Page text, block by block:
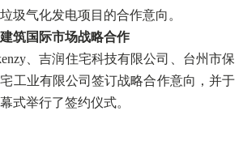
圾气化发电项目的合作意向。
筑国际市场战略合作
、吉润住宅科技有限公司、台州市保
工业有限公司签订战略合作意向，并于
式举行了签约仪式。